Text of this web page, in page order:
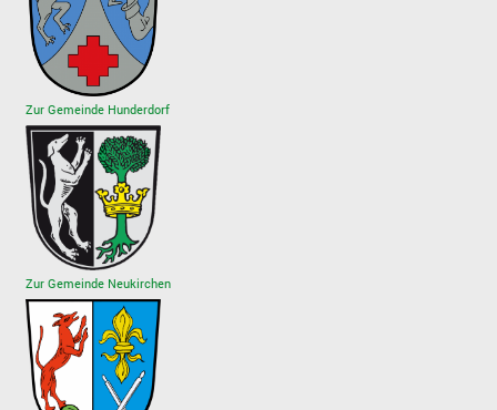
Zur Gemeinde Hunderdorf
Zur Gemeinde Neukirchen